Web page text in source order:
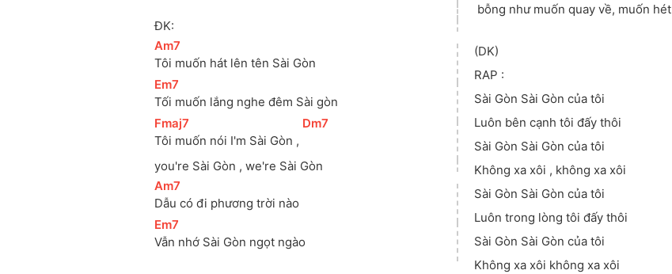
ĐK:
[
Am7
Tôi muốn hát lên tên Sài Gòn
[Em7
Tối muốn lắng nghe đêm Sài gòn
[Fmaj7
Tôi muốn nói I'm Sài Gòn ,
[Dm7
you're Sài Gòn , we're Sài Gòn
[
Am7
Dẫu có đi phương trời nào
[Em7
Vẫn nhớ Sài Gòn ngọt ngào
bỗng như muốn quay về, muốn hét
(DK)
RAP :
Sài Gòn Sài Gòn của tôi
Luôn bên cạnh tôi đấy thôi
Sài Gòn Sài Gòn của tôi
Không xa xôi , không xa xôi
Sài Gòn Sài Gòn của tôi
Luôn trong lòng tôi đấy thôi
Sài Gòn Sài Gòn của tôi
Không xa xôi không xa xôi